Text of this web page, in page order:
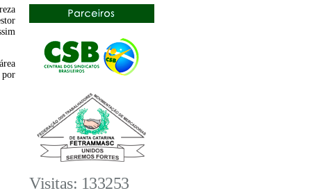
Visitas: 133253